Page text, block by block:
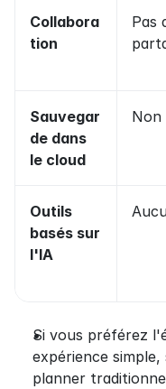
Collabora
tion
Pas
Sauvegar
de dans
le cloud
Non
Outils
basés sur
l'IA
Si vous préférez
expérience
planner